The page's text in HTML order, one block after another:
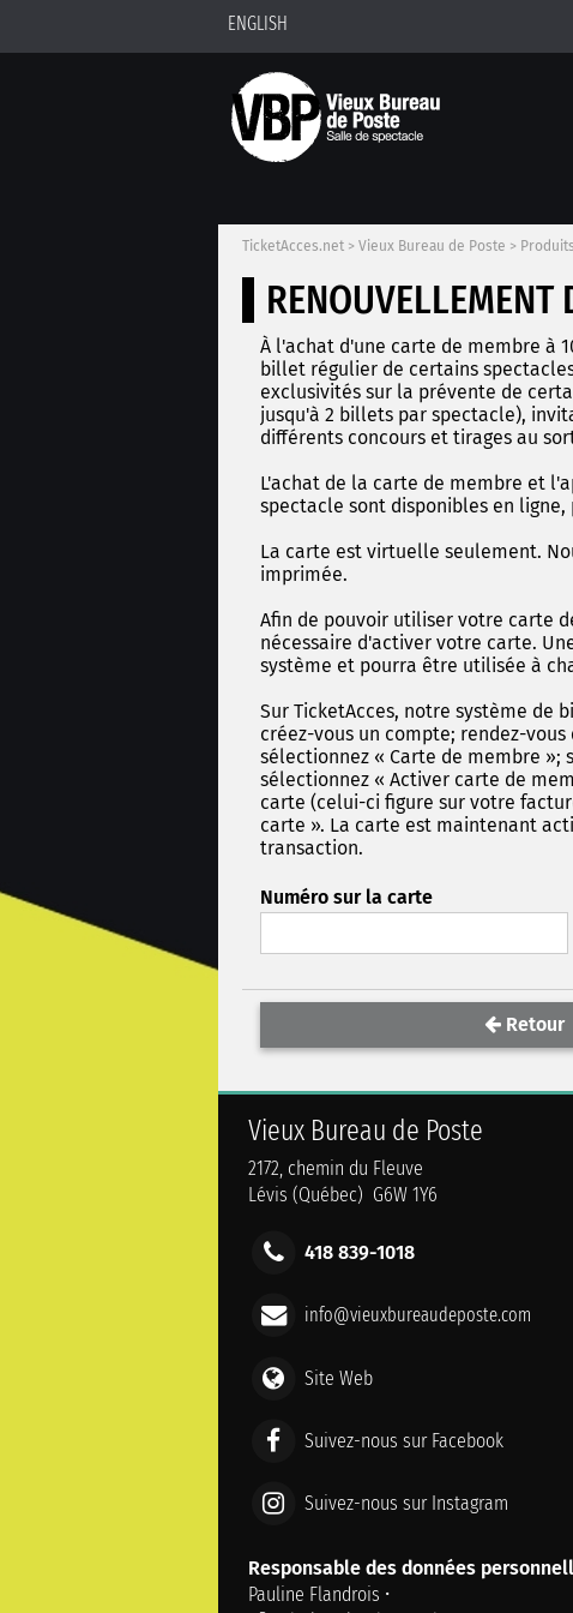
ENGLISH
TicketAcces.net > Vieux Bureau de Poste > Produits
RENOUVELLEMENT
À l'achat d'une carte de membre à
billet régulier de certains
exclusivités sur la prévente de
jusqu'à 2 billets par spectacle),
différents concours et tirages au
L'achat de la carte de membre et
spectacle sont disponibles en
La carte est virtuelle seulement.
imprimée.
Afin de pouvoir utiliser votre carte
nécessaire d'activer votre carte.
système et pourra être utilisée à
Sur TicketAcces, notre système de
créez-vous un compte; rendez-
sélectionnez « Carte de membre »;
sélectionnez « Activer carte de
carte (celui-ci figure sur votre
carte ». La carte est maintenant
transaction.
Numéro sur la carte
Retour
Vieux Bureau de Poste
2172, chemin du Fleuve
Lévis (Québec) G6W 1Y6
418 839-1018
info@vieuxbureaudeposte.com
Site Web
Suivez-nous sur Facebook
Suivez-nous sur Instagram
Responsable des données
Pauline Flandrois •